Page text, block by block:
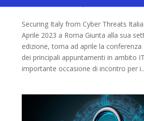
Securing Italy from Cyber Threats
Aprile 2023 a Roma Giunta alla sua
edizione, torna ad aprile la conferenza
dei principali appuntamenti in ambito
importante occasione di incontro per